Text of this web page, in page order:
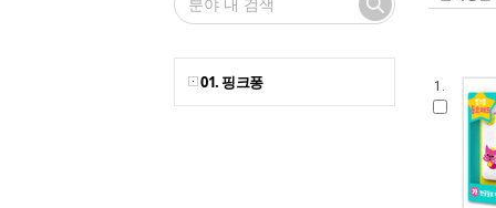
01. 핑크퐁 1.